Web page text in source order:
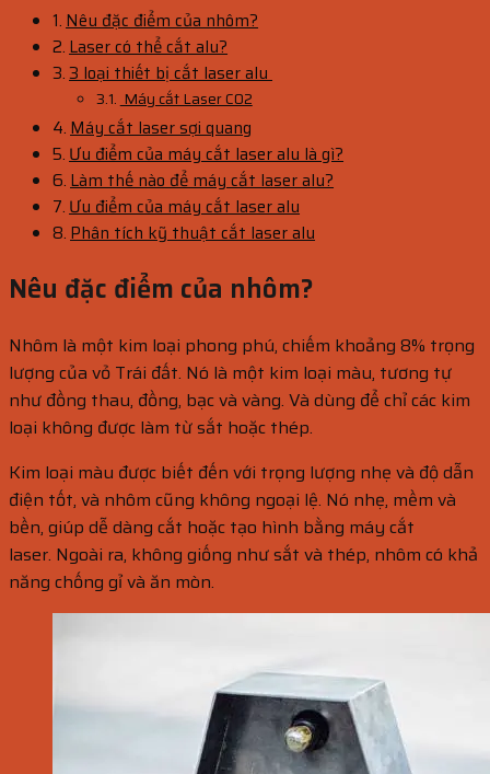
Nêu đặc điểm của nhôm?
Laser có thể cắt alu?
3 loại thiết bị cắt laser alu
Máy cắt Laser CO2
Máy cắt laser sợi quang
Ưu điểm của máy cắt laser alu là gì?
Làm thế nào để máy cắt laser alu?
Ưu điểm của máy cắt laser alu
Phân tích kỹ thuật cắt laser alu
Nêu đặc điểm của nhôm?
Nhôm là một kim loại phong phú, chiếm khoảng 8% trọng
lượng của vỏ Trái đất. Nó là một kim loại màu, tương tự
như đồng thau, đồng, bạc và vàng. Và dùng để chỉ các kim
loại không được làm từ sắt hoặc thép.
Kim loại màu được biết đến với trọng lượng nhẹ và độ dẫn
điện tốt, và nhôm cũng không ngoại lệ. Nó nhẹ, mềm và
bền, giúp dễ dàng cắt hoặc tạo hình bằng máy cắt
laser. Ngoài ra, không giống như sắt và thép, nhôm có khả
năng chống gỉ và ăn mòn.